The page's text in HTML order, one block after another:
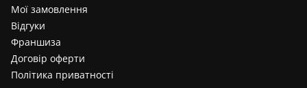
Мої замовлення
Відгуки
Франшиза
Договір оферти
Політика приватності